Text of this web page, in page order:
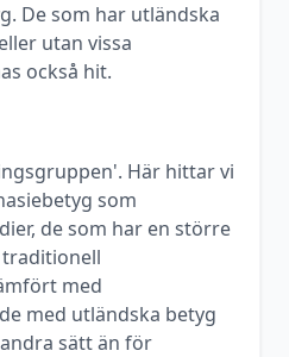
De som har utländska
utan vissa
också hit.
Här hittar vi
som
de som har en större
traditionell
med
med utländska betyg
sätt än för